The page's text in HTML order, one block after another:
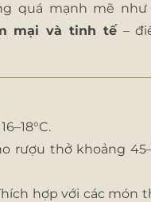
quá mạnh mẽ như
mại và tinh tế–
16–18°C.
rượu thở khoảng
hợp với các món